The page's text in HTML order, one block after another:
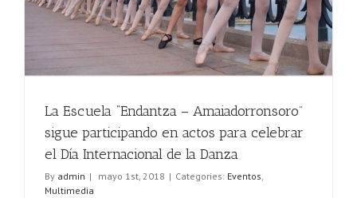
La Escuela “Endantza – Amaiadorronsoro”
sigue participando en actos para celebrar
el Día Internacional de la Danza
By admin | mayo 1st, 2018 | Categories: Eventos,
Multimedia